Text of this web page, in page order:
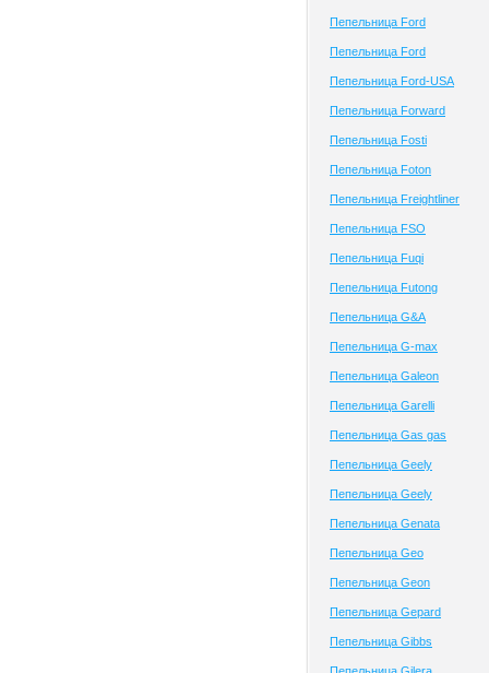
Пепельница Ford
Пепельница Ford
Пепельница Ford-USA
Пепельница Forward
Пепельница Fosti
Пепельница Foton
Пепельница Freightliner
Пепельница FSO
Пепельница Fuqi
Пепельница Futong
Пепельница G&A
Пепельница G-max
Пепельница Galeon
Пепельница Garelli
Пепельница Gas gas
Пепельница Geely
Пепельница Geely
Пепельница Genata
Пепельница Geo
Пепельница Geon
Пепельница Gepard
Пепельница Gibbs